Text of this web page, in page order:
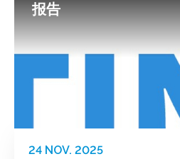
报告
24 NOV. 2025